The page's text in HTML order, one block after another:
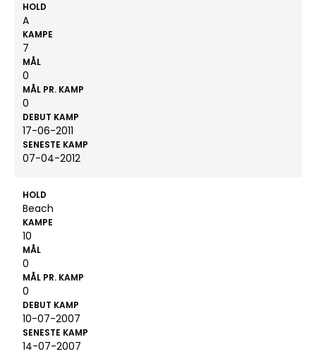
HOLD
A
KAMPE
7
MÅL
0
MÅL PR. KAMP
0
DEBUT KAMP
17-06-2011
SENESTE KAMP
07-04-2012
HOLD
Beach
KAMPE
10
MÅL
0
MÅL PR. KAMP
0
DEBUT KAMP
10-07-2007
SENESTE KAMP
14-07-2007